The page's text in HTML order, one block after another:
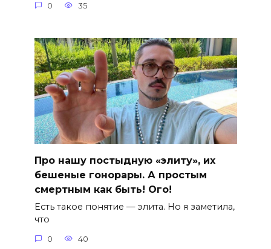
0 35
Про нашу постыдную «элиту», их
бешеные гонорары. А простым
смертным как быть! Ого!
Есть такое понятие — элита. Но я заметила,
что
0 40